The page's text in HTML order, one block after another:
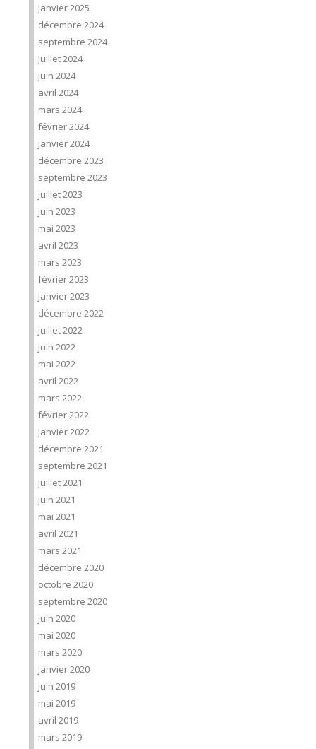
janvier 2025
décembre 2024
septembre 2024
juillet 2024
juin 2024
avril 2024
mars 2024
février 2024
janvier 2024
décembre 2023
septembre 2023
juillet 2023
juin 2023
mai 2023
avril 2023
mars 2023
février 2023
janvier 2023
décembre 2022
juillet 2022
juin 2022
mai 2022
avril 2022
mars 2022
février 2022
janvier 2022
décembre 2021
septembre 2021
juillet 2021
juin 2021
mai 2021
avril 2021
mars 2021
décembre 2020
octobre 2020
septembre 2020
juin 2020
mai 2020
mars 2020
janvier 2020
juin 2019
mai 2019
avril 2019
mars 2019